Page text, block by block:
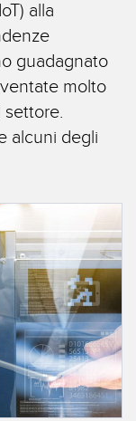
e
alla
guadagnato
molto
settore.
alcuni degli